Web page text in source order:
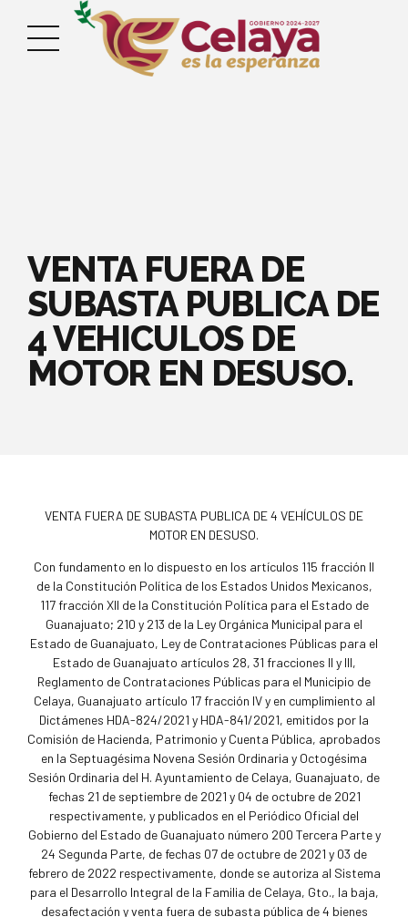
VENTA FUERA DE
SUBASTA PUBLICA DE
4 VEHICULOS DE
MOTOR EN DESUSO.
VENTA FUERA DE SUBASTA PUBLICA DE 4 VEHÍCULOS DE
MOTOR EN DESUSO.
Con fundamento en lo dispuesto en los artículos 115 fracción II
de la Constitución Política de los Estados Unidos Mexicanos,
117 fracción XII de la Constitución Política para el Estado de
Guanajuato; 210 y 213 de la Ley Orgánica Municipal para el
Estado de Guanajuato, Ley de Contrataciones Públicas para el
Estado de Guanajuato artículos 28, 31 fracciones II y III,
Reglamento de Contrataciones Públicas para el Municipio de
Celaya, Guanajuato artículo 17 fracción IV y en cumplimiento al
Dictámenes HDA-824/2021 y HDA-841/2021, emitidos por la
Comisión de Hacienda, Patrimonio y Cuenta Pública, aprobados
en la Septuagésima Novena Sesión Ordinaria y Octogésima
Sesión Ordinaria del H. Ayuntamiento de Celaya, Guanajuato, de
fechas 21 de septiembre de 2021 y 04 de octubre de 2021
respectivamente, y publicados en el Periódico Oficial del
Gobierno del Estado de Guanajuato número 200 Tercera Parte y
24 Segunda Parte, de fechas 07 de octubre de 2021 y 03 de
febrero de 2022 respectivamente, donde se autoriza al Sistema
para el Desarrollo Integral de la Familia de Celaya, Gto., la baja,
desafectación y venta fuera de subasta pública de 4 bienes